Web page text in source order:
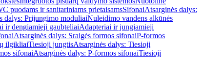
puodams ir sanitariniams prietaisamsSifonaiAtsarginės dalys:
dalys: Prijungimo moduliaiNuleidimo vandens alkūnės
ir dengiamieji gaubteliaiAdapteriai ir jungiamieji
Atsarginės dalys: Sraigės formos sifonaiP-formos
ilgikliaiTiesioji jungtisAtsarginės dalys: Tiesioji
sifonaiAtsarginės dalys: P-formos sifonaiTiesioji